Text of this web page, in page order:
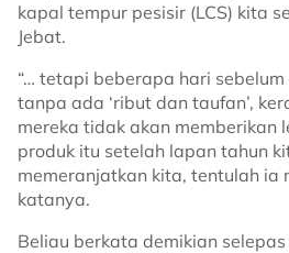
kapal tempur pesisir (LCS) kita
Jebat.
“… tetapi beberapa hari
tanpa ada ‘ribut dan taufan’,
mereka tidak akan memberikan
produk itu setelah lapan tahun
memeranjatkan kita, tentulah ia
katanya.
Beliau berkata demikian